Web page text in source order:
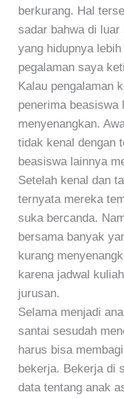
berkurang. Hal
sadar bahwa di
yang hidupnya
pegalaman saya
Kalau pengalaman
penerima beasiswa
menyenangkan.
tidak kenal dengan
beasiswa lainnya
Setelah kenal dan
ternyata mereka
suka bercanda.
bersama banyak
kurang
karena jadwal
jurusan.
Selama menjadi
santai sesudah
harus bisa
bekerja. Bekerja di
data tentang anak